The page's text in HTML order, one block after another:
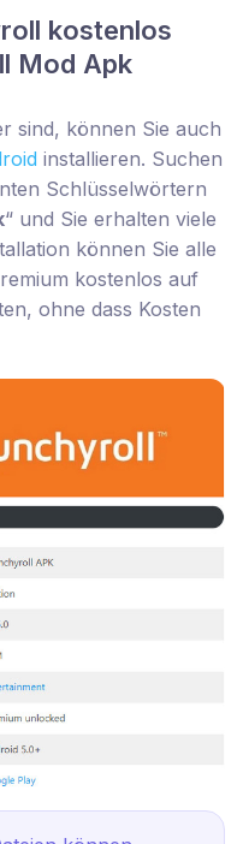
kostenlos
Mod Apk
sind, können Sie auch
installieren. Suchen
Schlüsselwörtern
“ und Sie erhalten viele
können Sie alle
kostenlos auf
ohne dass Kosten